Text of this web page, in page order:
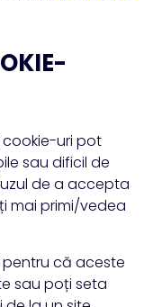
cookie-uri pot
sau dificil de
de a accepta
mai primi/vedea
pentru că aceste
sau poți seta